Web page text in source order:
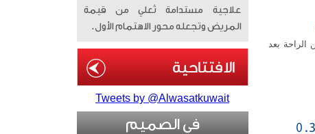
الراحة بعد
علاجية مستدامة تُعلي من قيمة
المريض وتجعله محور الاهتمام الأول.
Tweets by @Alwasatkuwait
في الصميم